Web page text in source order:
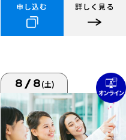
申し込む 詳しく見る
8/8(土)